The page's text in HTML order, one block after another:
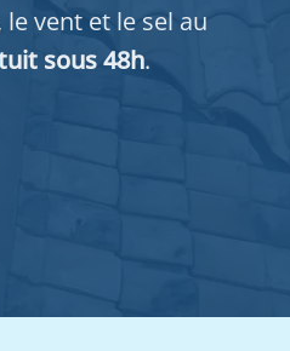
vent et le sel au
sous 48h.